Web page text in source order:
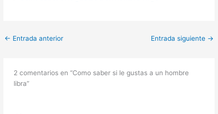
← Entrada anterior Entrada siguiente →
2 comentarios en “Como saber si le gustas a un hombre
libra”